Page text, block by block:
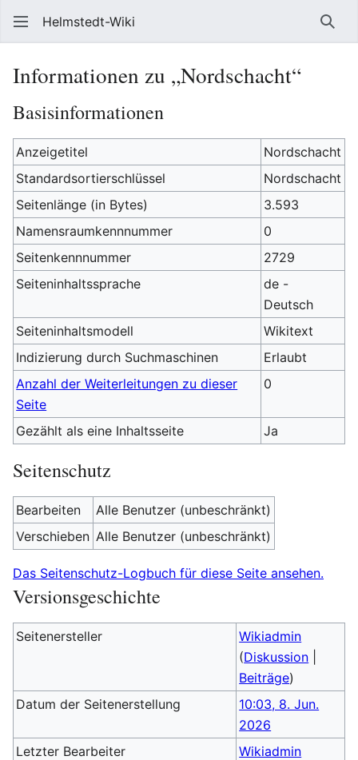
Helmstedt-Wiki
Informationen zu „Nordschacht“
Basisinformationen
Anzeigetitel
Nordschacht
Standardsortierschlüssel
Nordschacht
Seitenlänge (in Bytes)
3.593
Namensraumkennnummer
0
Seitenkennnummer
2729
Seiteninhaltssprache
de -
Deutsch
Seiteninhaltsmodell
Wikitext
Indizierung durch Suchmaschinen
Erlaubt
Anzahl der Weiterleitungen zu dieser
Seite
0
Gezählt als eine Inhaltsseite Ja
Seitenschutz
Bearbeiten
Alle Benutzer (unbeschränkt)
Verschieben Alle Benutzer (unbeschränkt)
Das Seitenschutz-Logbuch für diese Seite ansehen.
Versionsgeschichte
Seitenersteller
Wikiadmin
(Diskussion
Beiträge)
Datum der Seitenerstellung
10:03, 8. Jun.
2026
Letzter Bearbeiter
Wikiadmin